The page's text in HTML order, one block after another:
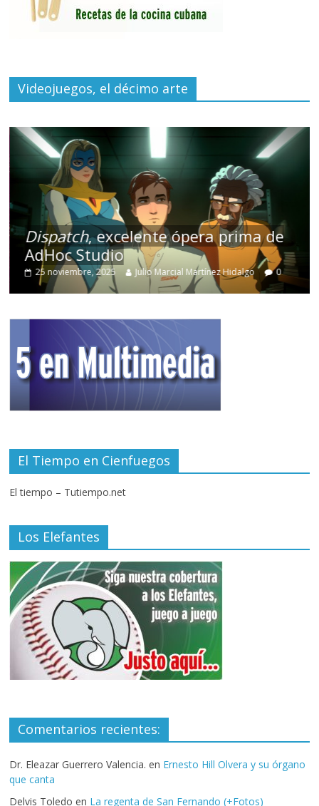
Videojuegos, el décimo arte
Dispatch, excelente ópera prima de
AdHoc Studio
25 noviembre, 2025 Julio Marcial Martínez Hidalgo 0
El Tiempo en Cienfuegos
El tiempo – Tutiempo.net
Los Elefantes
Comentarios recientes:
Dr. Eleazar Guerrero Valencia. en Ernesto Hill Olvera y su órgano
que canta
Delvis Toledo en La regenta de San Fernando (+Fotos)